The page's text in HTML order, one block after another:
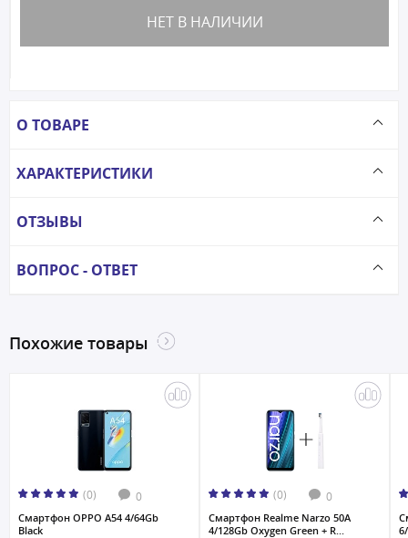
НЕТ В НАЛИЧИИ
О ТОВАРЕ
ХАРАКТЕРИСТИКИ
ОТЗЫВЫ
ВОПРОС - ОТВЕТ
Похожие товары
(0) 0
Смартфон OPPO A54 4/64Gb
Black
(0) 0
Смартфон Realme Narzo 50A
4/128Gb Oxygen Green + R...